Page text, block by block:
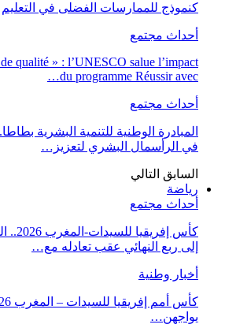
كنموذج للممارسات الفضلى في التعليم
أحداث مجتمع
qualité » : l’UNESCO salue l’impact
du programme Réussir avec…
أحداث مجتمع
المبادرة الوطنية للتنمية البشرية
في الرأسمال البشري لتعزيز…
السابق التالي
رياضة
أحداث مجتمع
كأس
إلى ربع النهائي عقب تعادله مع…
أخبار وطنية
يواجهن…